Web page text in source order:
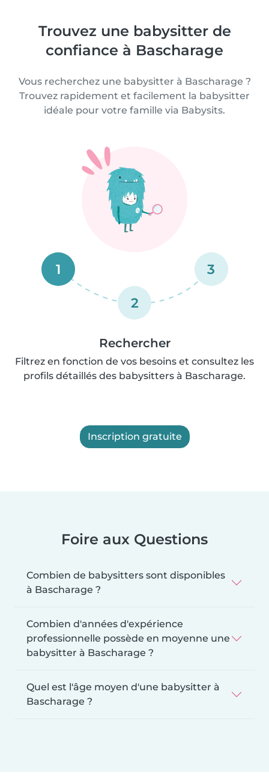
Trouvez une babysitter de
confiance à Bascharage
Vous recherchez une babysitter à Bascharage ?
Trouvez rapidement et facilement la babysitter
idéale pour votre famille via Babysits.
1
2
3
Rechercher
Filtrez en fonction de vos besoins et consultez les
profils détaillés des babysitters à Bascharage.
Inscription gratuite
Foire aux Questions
Combien de babysitters sont disponibles
à Bascharage ?
Combien d'années d'expérience
professionnelle possède en moyenne une
babysitter à Bascharage ?
Quel est l'âge moyen d'une babysitter à
Bascharage ?